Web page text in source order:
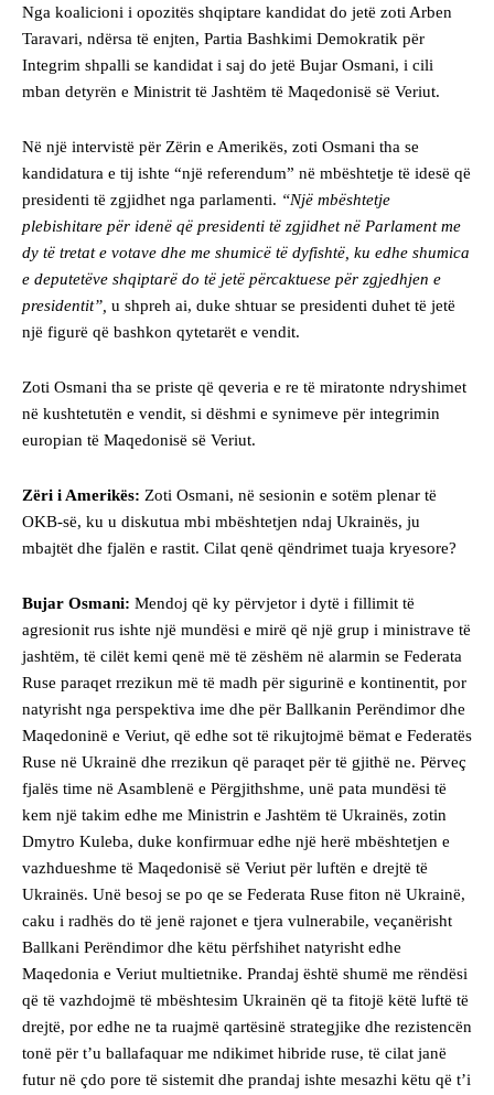
Nga koalicioni i opozitës shqiptare kandidat do jetë zoti Arben
Taravari, ndërsa të enjten, Partia Bashkimi Demokratik për
Integrim shpalli se kandidat i saj do jetë Bujar Osmani, i cili
mban detyrën e Ministrit të Jashtëm të Maqedonisë së Veriut.
Në një intervistë për Zërin e Amerikës, zoti Osmani tha se
kandidatura e tij ishte “një referendum” në mbështetje të idesë që
presidenti të zgjidhet nga parlamenti. “Një mbështetje
plebishitare për idenë që presidenti të zgjidhet në Parlament me
dy të tretat e votave dhe me shumicë të dyfishtë, ku edhe shumica
e deputetëve shqiptarë do të jetë përcaktuese për zgjedhjen e
presidentit”, u shpreh ai, duke shtuar se presidenti duhet të jetë
një figurë që bashkon qytetarët e vendit.
Zoti Osmani tha se priste që qeveria e re të miratonte ndryshimet
në kushtetutën e vendit, si dëshmi e synimeve për integrimin
europian të Maqedonisë së Veriut.
Zëri i Amerikës: Zoti Osmani, në sesionin e sotëm plenar të
OKB-së, ku u diskutua mbi mbështetjen ndaj Ukrainës, ju
mbajtët dhe fjalën e rastit. Cilat qenë qëndrimet tuaja kryesore?
Bujar Osmani: Mendoj që ky përvjetor i dytë i fillimit të
agresionit rus ishte një mundësi e mirë që një grup i ministrave të
jashtëm, të cilët kemi qenë më të zëshëm në alarmin se Federata
Ruse paraqet rrezikun më të madh për sigurinë e kontinentit, por
natyrisht nga perspektiva ime dhe për Ballkanin Perëndimor dhe
Maqedoninë e Veriut, që edhe sot të rikujtojmë bëmat e Federatës
Ruse në Ukrainë dhe rrezikun që paraqet për të gjithë ne. Përveç
fjalës time në Asamblenë e Përgjithshme, unë pata mundësi të
kem një takim edhe me Ministrin e Jashtëm të Ukrainës, zotin
Dmytro Kuleba, duke konfirmuar edhe një herë mbështetjen e
vazhdueshme të Maqedonisë së Veriut për luftën e drejtë të
Ukrainës. Unë besoj se po qe se Federata Ruse fiton në Ukrainë,
caku i radhës do të jenë rajonet e tjera vulnerabile, veçanërisht
Ballkani Perëndimor dhe këtu përfshihet natyrisht edhe
Maqedonia e Veriut multietnike. Prandaj është shumë me rëndësi
që të vazhdojmë të mbështesim Ukrainën që ta fitojë këtë luftë të
drejtë, por edhe ne ta ruajmë qartësinë strategjike dhe rezistencën
tonë për t’u ballafaquar me ndikimet hibride ruse, të cilat janë
futur në çdo pore të sistemit dhe prandaj ishte mesazhi këtu që t’i